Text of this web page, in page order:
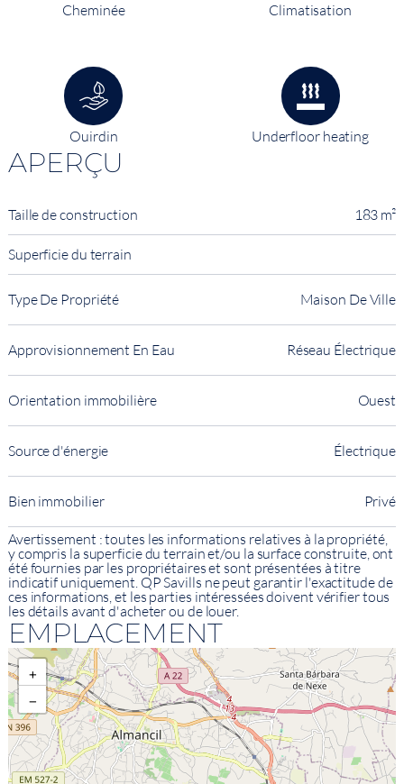
Cheminée Climatisation
Ouirdin Underfloor heating
APERÇU
Taille de construction 183 m²
Superficie du terrain
Type De Propriété Maison De Ville
Approvisionnement En Eau Réseau Électrique
Orientation immobilière Ouest
Source d'énergie Électrique
Bien immobilier Privé
Avertissement : toutes les informations relatives à la propriété,
y compris la superficie du terrain et/ou la surface construite, ont
été fournies par les propriétaires et sont présentées à titre
indicatif uniquement. QP Savills ne peut garantir l'exactitude de
ces informations, et les parties intéressées doivent vérifier tous
les détails avant d'acheter ou de louer.
EMPLACEMENT
+
−